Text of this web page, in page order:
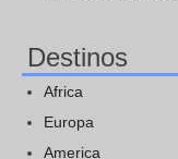
Destinos
Africa
Europa
America